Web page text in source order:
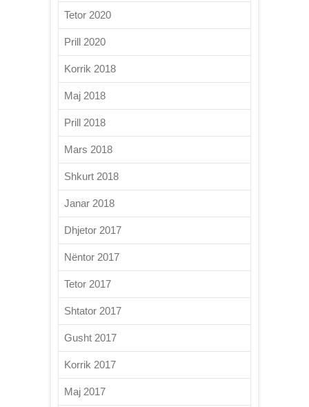
Tetor 2020
Prill 2020
Korrik 2018
Maj 2018
Prill 2018
Mars 2018
Shkurt 2018
Janar 2018
Dhjetor 2017
Nëntor 2017
Tetor 2017
Shtator 2017
Gusht 2017
Korrik 2017
Maj 2017